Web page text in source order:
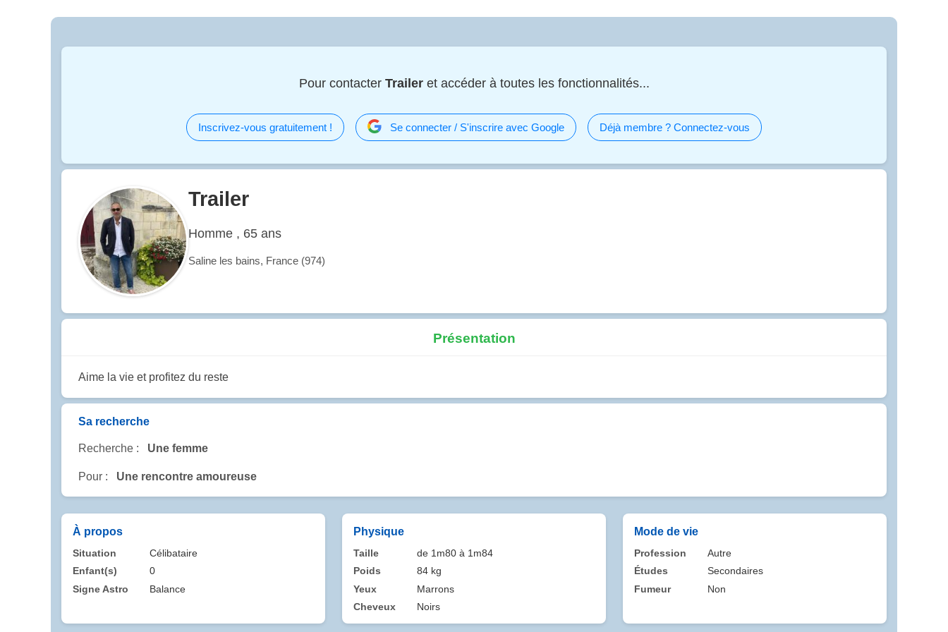
Pour contacter Traileret accéder à toutes les fonctionnalités...
Inscrivez-vous gratuitement ! Se connecter / S'inscrire avec Google Déjà membre ? Connectez-vous
Trailer
Homme , 65 ans
Saline les bains, France (974)
Présentation
Aime la vie et profitez du reste
Sa recherche
Recherche : Une femme
Pour : Une rencontre amoureuse
À propos
Situation
Célibataire
Enfant(s)
0
Signe Astro
Balance
Physique
Taille
de 1m80 à 1m84
Poids
84 kg
Yeux
Marrons
Cheveux
Noirs
Mode de vie
Profession
Autre
Études
Secondaires
Fumeur
Non